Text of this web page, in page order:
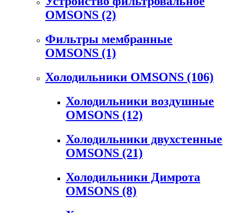
OMSONS (2)
Фильтры мембранные
OMSONS (1)
Холодильники OMSONS (106)
Холодильники воздушные
OMSONS (12)
Холодильники двухстенные
OMSONS (21)
Холодильники Димрота
OMSONS (8)